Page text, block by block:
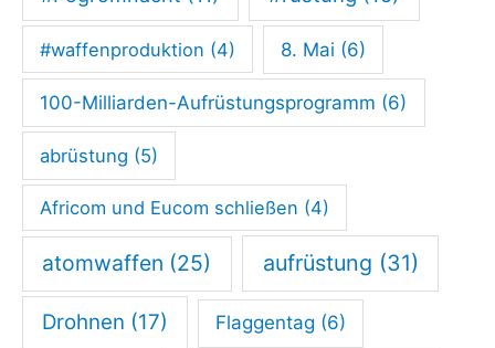
#waffenproduktion (4) 8. Mai (6)
100-Milliarden-Aufrüstungsprogramm (6)
abrüstung (5)
Africom und Eucom schließen (4)
atomwaffen (25) aufrüstung (31)
Drohnen (17) Flaggentag (6)